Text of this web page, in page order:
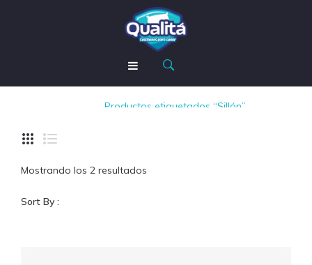
Sillón
Productos etiquetados “Sillón”
Mostrando los 2 resultados
Sort By :